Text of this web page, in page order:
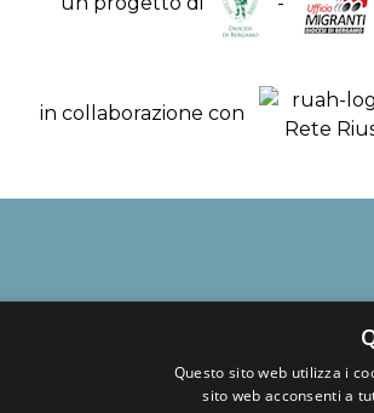
in collaborazione con
Questo sito web utilizza i
sito web acconsenti a